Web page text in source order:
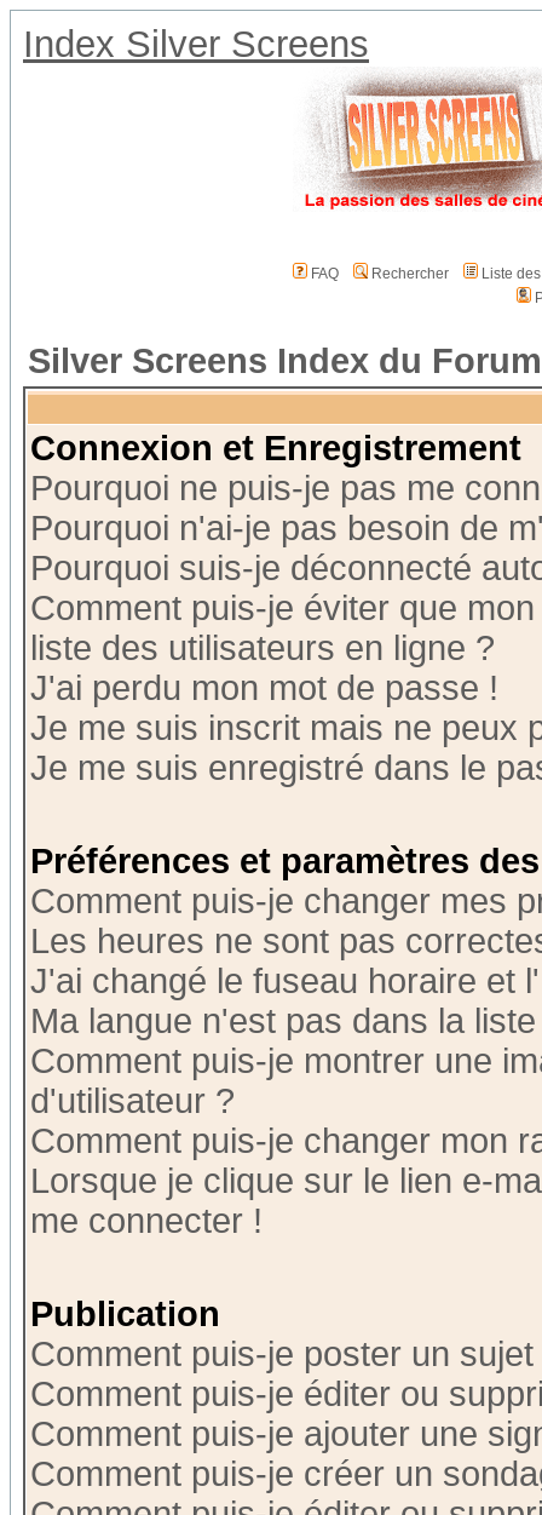
Index Silver Screens
FAQ Rechercher
Liste
Silver Screens Index du Forum
Connexion et Enregistrement
Pourquoi ne puis-je pas me
Pourquoi n'ai-je pas besoin de
Pourquoi suis-je déconnecté
Comment puis-je éviter que
liste des utilisateurs en ligne ?
J'ai perdu mon mot de passe !
Je me suis inscrit mais ne peux
Je me suis enregistré dans le
Préférences et paramètres
Comment puis-je changer mes
Les heures ne sont pas
J'ai changé le fuseau horaire et
Ma langue n'est pas dans la
Comment puis-je montrer une
d'utilisateur ?
Comment puis-je changer mon
Lorsque je clique sur le lien e-
me connecter !
Publication
Comment puis-je poster un
Comment puis-je éditer ou
Comment puis-je ajouter une
Comment puis-je créer un